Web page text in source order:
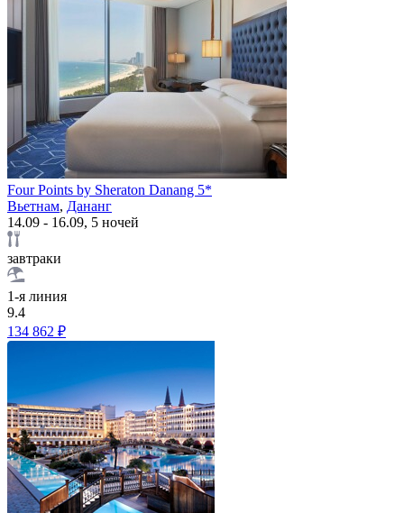
Four Points by Sheraton Danang 5*
Вьетнам, Дананг
14.09 - 16.09, 5 ночей
завтраки
1-я линия
9.4
134 862 ₽